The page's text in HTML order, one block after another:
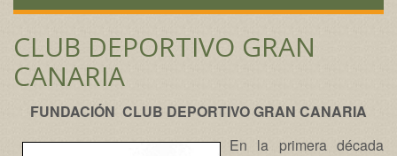
CLUB DEPORTIVO GRAN
CANARIA
FUNDACIÓN CLUB DEPORTIVO GRAN CANARIA
En la primera década